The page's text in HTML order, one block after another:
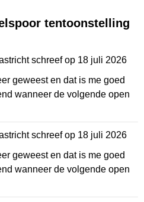
tentoonstelling
schreef op 18 juli 2026
geweest en dat is me goed
wanneer de volgende open
schreef op 18 juli 2026
geweest en dat is me goed
wanneer de volgende open